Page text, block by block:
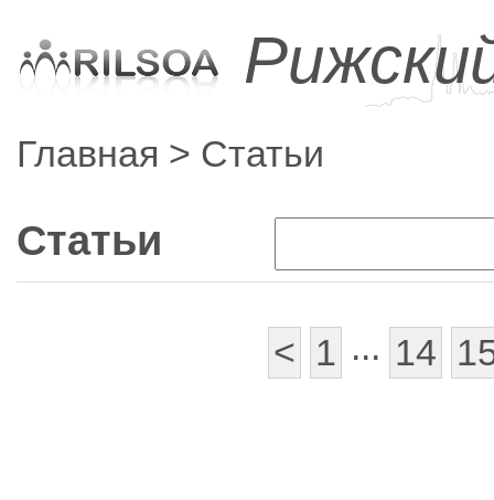
Главная Статьи
Статьи
< 1 ... 14